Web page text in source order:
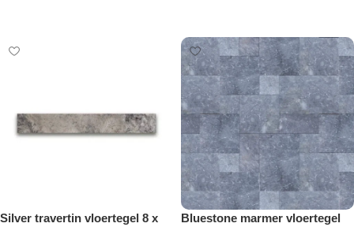
Silver travertin vloertegel 8 x
Bluestone marmer vloertegel